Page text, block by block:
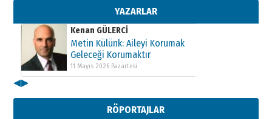
YAZARLAR
11 Mayıs 2026 Pazartesi
Kenan GÜLERCİ
Metin Külünk: Aileyi Korumak
Geleceği Korumaktır
11 Mayıs 2026 Pazartesi
Metin Külünk: Aileyi Korumak
Geleceği Korumaktır
◀▶
RÖPORTAJLAR